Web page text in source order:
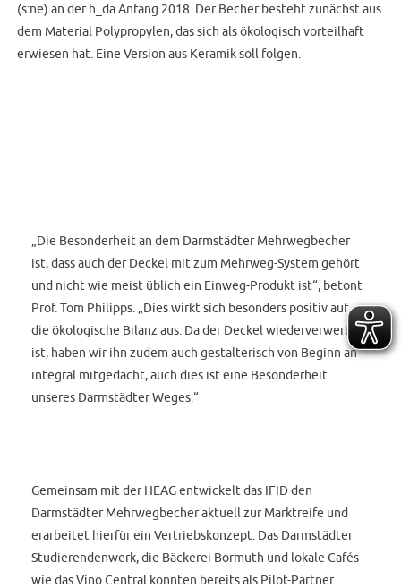
(s:ne) an der h_da Anfang 2018. Der Becher besteht zunächst aus
dem Material Polypropylen, das sich als ökologisch vorteilhaft
erwiesen hat. Eine Version aus Keramik soll folgen.
„Die Besonderheit an dem Darmstädter Mehrwegbecher
ist, dass auch der Deckel mit zum Mehrweg-System gehört
und nicht wie meist üblich ein Einweg-Produkt ist“, betont
Prof. Tom Philipps. „Dies wirkt sich besonders positiv auf
die ökologische Bilanz aus. Da der Deckel wiederverwertbar
ist, haben wir ihn zudem auch gestalterisch von Beginn an
integral mitgedacht, auch dies ist eine Besonderheit
unseres Darmstädter Weges.“
Gemeinsam mit der HEAG entwickelt das IFID den
Darmstädter Mehrwegbecher aktuell zur Marktreife und
erarbeitet hierfür ein Vertriebskonzept. Das Darmstädter
Studierendenwerk, die Bäckerei Bormuth und lokale Cafés
wie das Vino Central konnten bereits als Pilot-Partner